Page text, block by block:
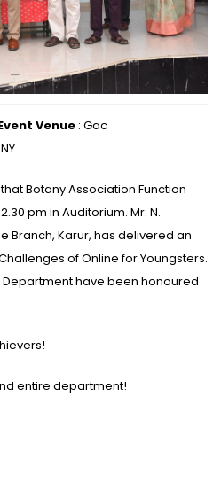
Venue : Gac
Botany Association Function
pm in Auditorium. Mr. N.
Branch, Karur, has delivered an
of Online for Youngsters.
have been honoured
entire department!